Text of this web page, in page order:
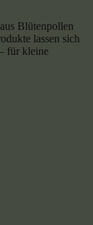
Blütenpollen
lassen sich
für kleine